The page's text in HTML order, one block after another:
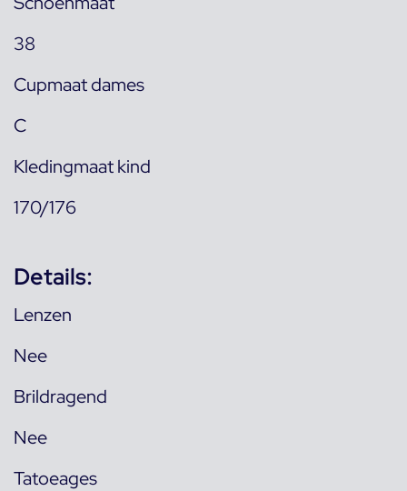
38
Cupmaat dames
C
Kledingmaat kind
170/176
Details:
Lenzen
Nee
Brildragend
Nee
Tatoeages